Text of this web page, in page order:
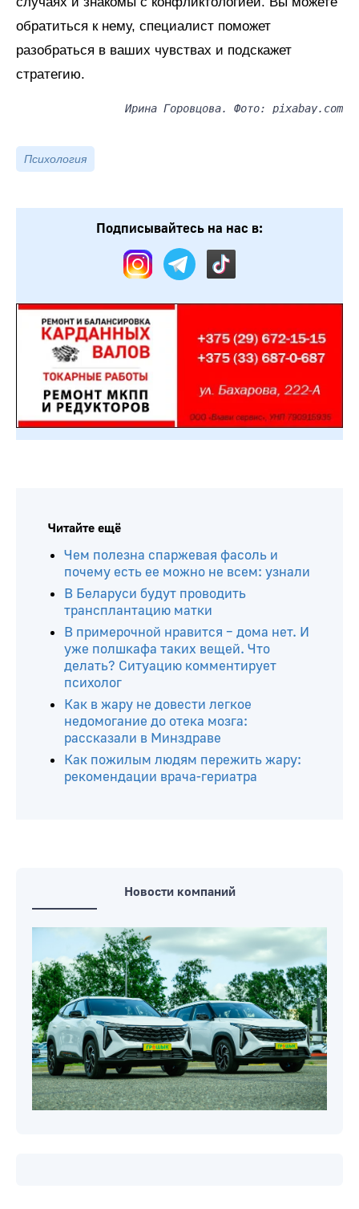
обратиться к нему, специалист поможет
разобраться в ваших чувствах и подскажет
стратегию.
Ирина Горовцова. Фото: pixabay.com
Психология
Подписывайтесь на нас в:
Читайте ещё
Чем полезна спаржевая фасоль и
почему есть ее можно не всем: узнали
В Беларуси будут проводить
трансплантацию матки
В примерочной нравится – дома нет. И
уже полшкафа таких вещей. Что
делать? Ситуацию комментирует
психолог
Как в жару не довести легкое
недомогание до отека мозга:
рассказали в Минздраве
Как пожилым людям пережить жару:
рекомендации врача-гериатра
Новости компаний